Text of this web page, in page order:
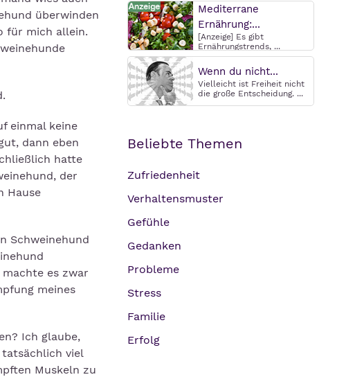
überwinden
für mich allein.
einmal keine
dann eben
hatte
der
Hause
Schweinehund
es zwar
meines
Ich glaube,
viel
Muskeln zu
Mediterrane
Ernährung:...
[Anzeige] Es gibt
Ernährungstrends, ...
Wenn du nicht...
Vielleicht ist Freiheit nicht
die große Entscheidung. ...
Beliebte Themen
Zufriedenheit
Verhaltensmuster
Gefühle
Gedanken
Probleme
Stress
Familie
Erfolg